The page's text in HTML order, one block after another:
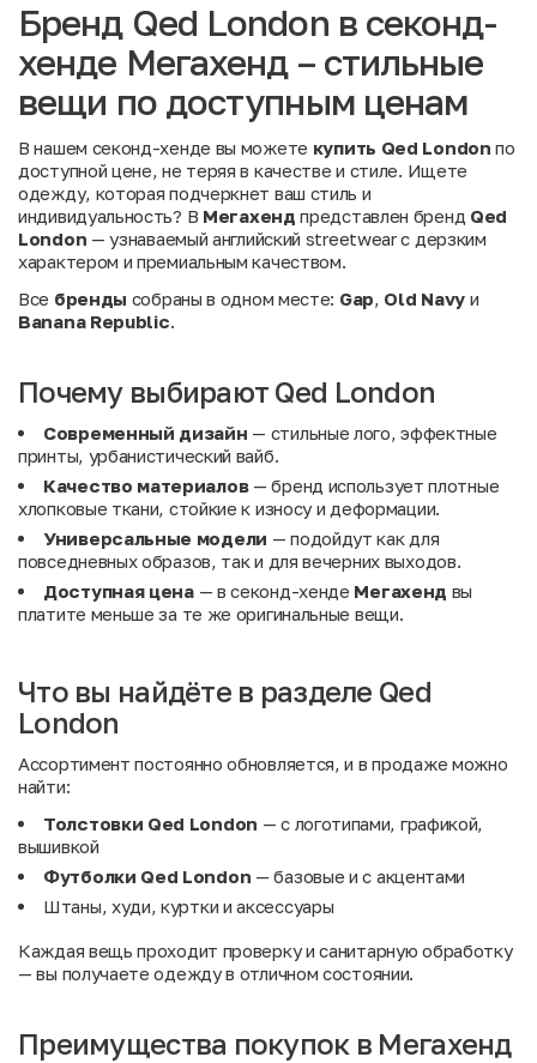
Бренд Qed London в секонд-
хенде Мегахенд – стильные
вещи по доступным ценам
В нашем секонд-хенде вы можете купить Qed London по
доступной цене, не теряя в качестве и стиле. Ищете
одежду, которая подчеркнет ваш стиль и
индивидуальность? В Мегахенд представлен бренд Qed
London — узнаваемый английский streetwear с дерзким
характером и премиальным качеством.
Все бренды собраны в одном месте: Gap, Old Navyи
Banana Republic.
Почему выбирают Qed London
Современный дизайн — стильные лого, эффектные
принты, урбанистический вайб.
Качество материалов— бренд использует плотные
хлопковые ткани, стойкие к износу и деформации.
Универсальные модели — подойдут как для
повседневных образов, так и для вечерних выходов.
Доступная цена— в секонд-хенде Мегахенд вы
платите меньше за те же оригинальные вещи.
Что вы найдёте в разделе Qed
London
Ассортимент постоянно обновляется, и в продаже можно
найти:
Толстовки Qed London — с логотипами, графикой,
вышивкой
Футболки Qed London — базовые и с акцентами
Штаны, худи, куртки и аксессуары
Каждая вещь проходит проверку и санитарную обработку
— вы получаете одежду в отличном состоянии.
Преимущества покупок в Мегахенд